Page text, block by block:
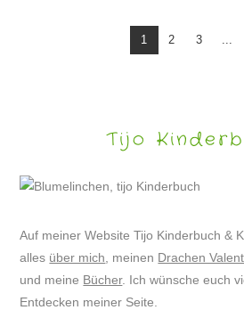
1 2 3
Tijo
Auf meiner Website Tijo Kinderbuch &
alles über mich , meinen Drachen
und meine Bücher. Ich wünsche euch
Entdecken meiner Seite.